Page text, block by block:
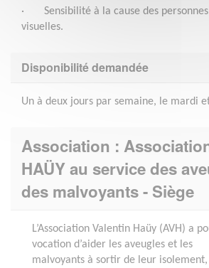
· Sensibilité à la cause des
visuelles.
Disponibilité demandée
Un à deux jours par semaine, le mardi
Association :
HAÜY au service des
des malvoyants - Siège
L’Association Valentin Haüy (AVH) a
vocation d’aider les aveugles et les
malvoyants à sortir de leur